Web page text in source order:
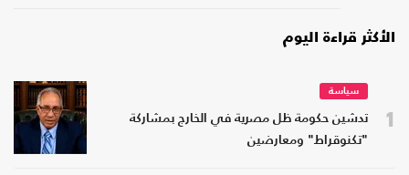
الأكثر قراءة اليوم
1
سياسة
تدشين حكومة ظل مصرية في الخارج بمشاركة
"تكنوقراط" ومعارضين